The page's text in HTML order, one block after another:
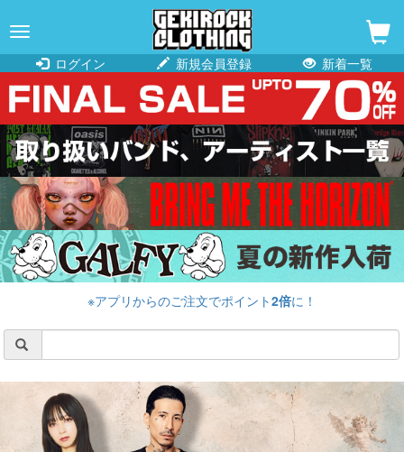
navigation
ログイン
新規会員登録 新着一覧
※アプリからのご注文でポイント2倍に！